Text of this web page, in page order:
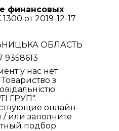
финансовых
от 2019-12-17
ОБЛАСТЬ
9358613
у нас нет
з
ГРУП".
онлайн-
или заполните
подбор